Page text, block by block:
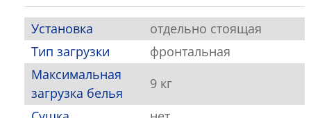
Установка
отдельно стоящая
Тип загрузки
фронтальная
Максимальная
загрузка белья
9 кг